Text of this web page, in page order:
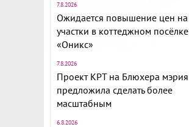
7.8.2026
Ожидается повышение цен на
участки в коттеджном посёлке
«Оникс»
7.8.2026
Проект КРТ на Блюхера мэрия
предложила сделать более
масштабным
6.8.2026